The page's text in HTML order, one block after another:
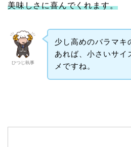
美味しさに喜んでくれます。
ひつじ執事
少し高めのバラマキ
あれば、小さいサイ
メですね。